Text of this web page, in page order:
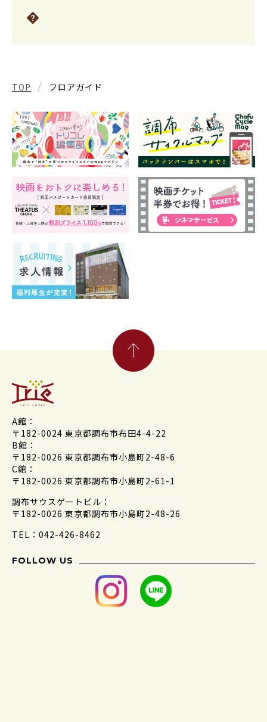
TOP フロアガイド
A館：
〒182-0024 東京都調布市布田4-4-22
B館：
〒182-0026 東京都調布市小島町2-48-6
C館：
〒182-0026 東京都調布市小島町2-61-1
調布サウスゲートビル：
〒182-0026 東京都調布市小島町2-48-26
TEL：042-426-8462
FOLLOW US